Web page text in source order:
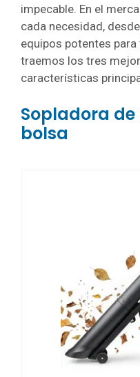
impecable. En el
cada necesidad,
equipos potentes
traemos los tres
características
Sopladora
bolsa